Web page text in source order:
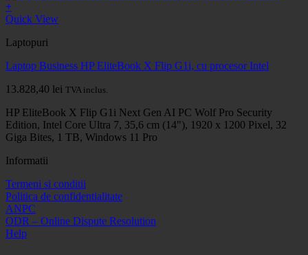
+
Quick View
Laptopuri
Laptop Business HP EliteBook X Flip G1i, cu procesor Intel
13.828,40 lei TVA inclus.
HP EliteBook X Flip G1i Next Gen AI PC Wolf Pro Security
Edition, Intel Core Ultra 7, 35,6 cm (14"), 1920 x 1200 Pixel, 32
Giga Bites, 1 TB, Windows 11 Pro
Informatii
Termeni si conditii
Politica de confidentialitate
ANPC
ODR – Online Dispute Resolution
Help